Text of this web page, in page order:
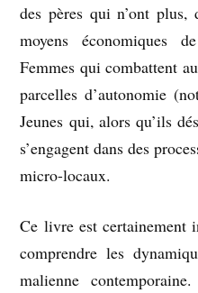
des pères qui n’ont plus,
moyens économiques
Femmes qui combattent
parcelles d’autonomie
Jeunes qui, alors qu’ils
s’engagent dans des
micro-locaux.
Ce livre est certainement
comprendre les
malienne